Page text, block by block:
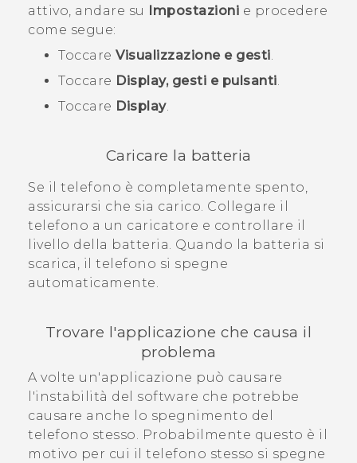
attivo, andare su Impostazioni e procedere
come segue:
Toccare Visualizzazione e gesti
Toccare Display, gesti e pulsanti
Toccare Display.
Caricare la batteria
Se il telefono è completamente spento,
assicurarsi che sia carico. Collegare il
telefono a un caricatore e controllare il
livello della batteria. Quando la batteria si
scarica, il telefono si spegne
automaticamente.
Trovare l'applicazione che causa il
problema
A volte un'applicazione può causare
l'instabilità del software che potrebbe
causare anche lo spegnimento del
telefono stesso. Probabilmente questo è il
motivo per cui il telefono stesso si spegne